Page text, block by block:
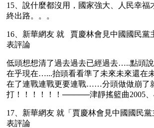
15、說什麼都沒用，國家強大、人民幸福
終出路。。。
16、新華網友 就   賈慶林會見中國國民黨
表評論
低頭想想清了過去過去已經過去…..點頭
在乎現在…...抬頭看看準了未來未來還
在了連戰連戰更要連戰……分頭做做崩了
打！！！！！！─────津靜搖籃曲2005、
17、新華網友 就「賈慶林會見中國國民
表評論